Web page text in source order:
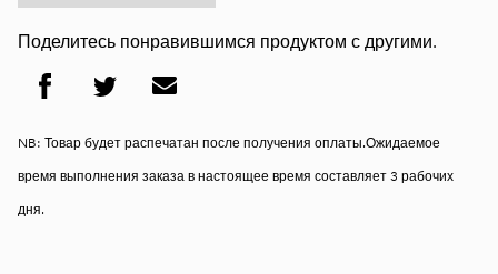
Поделитесь понравившимся продуктом с другими.
NB: Товар будет распечатан после получения оплаты.Ожидаемое
время выполнения заказа в настоящее время составляет 3 рабочих
дня.